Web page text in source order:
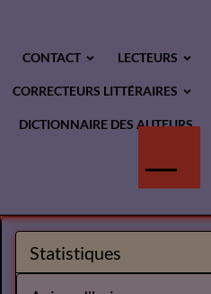
CONTACT LECTEURS
CORRECTEURS LITTÉRAIRES
DICTIONNAIRE DES AUTEURS
Statistiques